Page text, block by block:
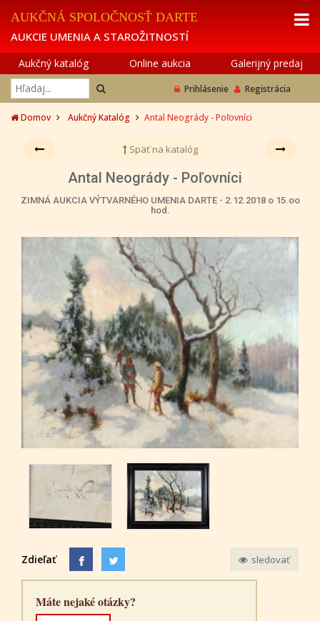
AUKČNÁ SPOLOČNOSŤ DARTE
AUKCIE UMENIA A STAROŽITNOSTÍ
Aukčný katalóg Online aukcia Galerijný predaj
Prihlásenie Registrácia
Domov Aukčný Katalóg Antal Neogrády - Poľovníci
Späť na katalóg
Antal Neogrády - Poľovníci
ZIMNÁ AUKCIA VÝTVARNÉHO UMENIA DARTE - 2.12.2018 o 15.oo
hod.
Zdieľať sledovať
Máte nejaké otázky?